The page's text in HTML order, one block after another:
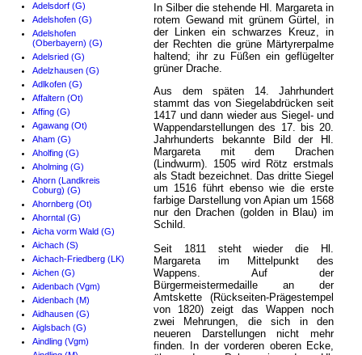
Adelsdorf (G)
Adelshofen (G)
Adelshofen
(Oberbayern) (G)
Adelsried (G)
Adelzhausen (G)
Adlkofen (G)
Affaltern (Ot)
Affing (G)
Agawang (Ot)
Aham (G)
Aholfing (G)
Aholming (G)
Ahorn (Landkreis
Coburg) (G)
Ahornberg (Ot)
Ahorntal (G)
Aicha vorm Wald (G)
Aichach (S)
Aichach-Friedberg (LK)
Aichen (G)
Aidenbach (Vgm)
Aidenbach (M)
Aidhausen (G)
Aiglsbach (G)
Aindling (Vgm)
In Silber die stehende Hl. Margareta in
rotem Gewand mit grünem Gürtel, in
der Linken ein schwarzes Kreuz, in
der Rechten die grüne Märtyrerpalme
haltend; ihr zu Füßen ein geflügelter
grüner Drache.
Aus dem späten 14. Jahrhundert
stammt das von Siegelabdrücken seit
1417 und dann wieder aus Siegel- und
Wappendarstellungen des 17. bis 20.
Jahrhunderts bekannte Bild der Hl.
Margareta mit dem Drachen
(Lindwurm). 1505 wird Rötz erstmals
als Stadt bezeichnet. Das dritte Siegel
um 1516 führt ebenso wie die erste
farbige Darstellung von Apian um 1568
nur den Drachen (golden in Blau) im
Schild.
Seit 1811 steht wieder die Hl.
Margareta im Mittelpunkt des
Wappens. Auf der
Bürgermeistermedaille an der
Amtskette (Rückseiten-Prägestempel
von 1820) zeigt das Wappen noch
zwei Mehrungen, die sich in den
neueren Darstellungen nicht mehr
finden. In der vorderen oberen Ecke,